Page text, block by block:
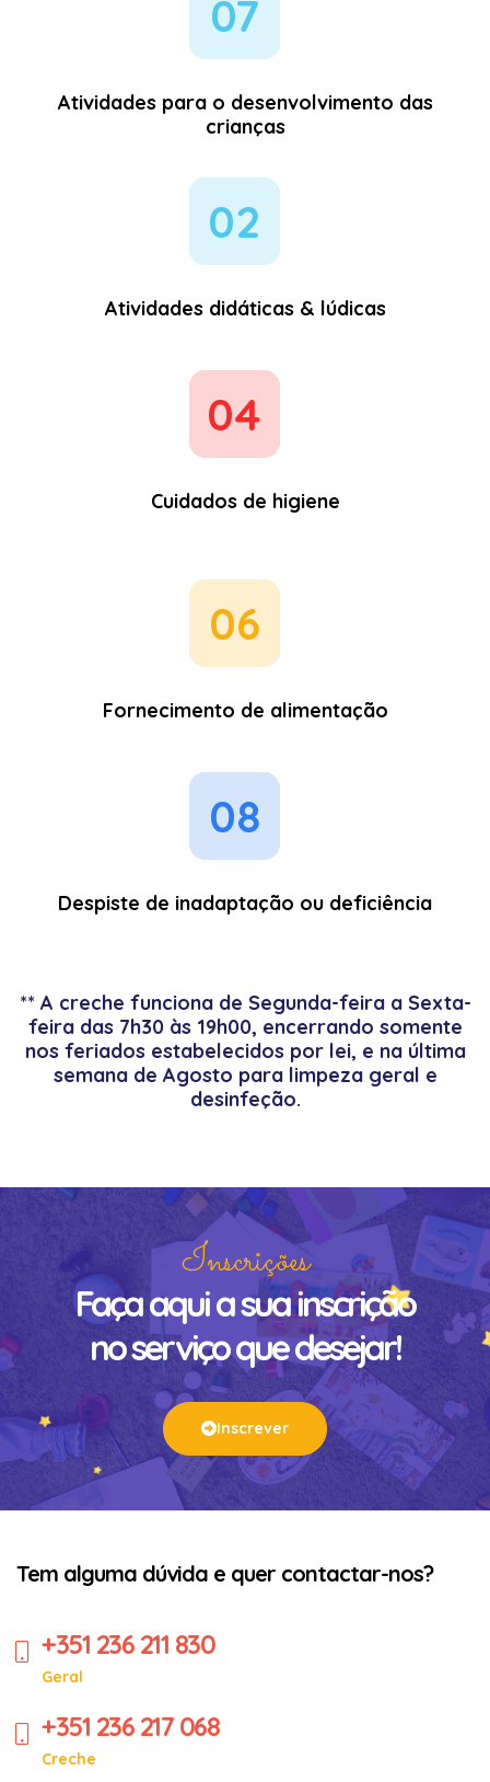
07
Atividades para o desenvolvimento das
crianças
02
Atividades didáticas & lúdicas
04
Cuidados de higiene
06
Fornecimento de alimentação
08
Despiste de inadaptação ou deficiência
** A creche funciona de Segunda-feira a Sexta-
feira das 7h30 às 19h00, encerrando somente
nos feriados estabelecidos por lei, e na última
semana de Agosto para limpeza geral e
desinfeção.
Inscrições
Faça aqui a sua inscrição
no serviço que desejar!
Inscrever
Tem alguma dúvida e quer contactar-nos?
+351 236 211 830
Geral
+351 236 217 068
Creche